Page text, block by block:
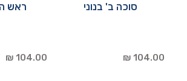
סוכה ב' בנוני
104.00 ₪
ראש
104.00 ₪